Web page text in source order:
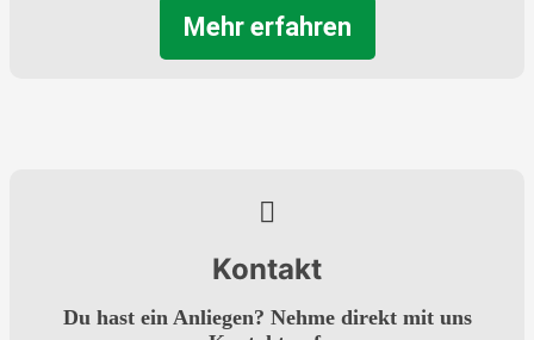
Mehr erfahren
Kontakt
Du hast ein Anliegen? Nehme direkt mit uns